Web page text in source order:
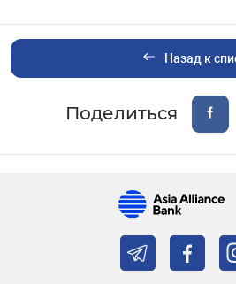
Назад к
Поделиться